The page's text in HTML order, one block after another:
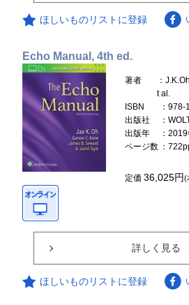
ほしいものリストに登録
Echo Manual, 4th ed.
著者
：
t al.
ISBN
：
出版社
：
出版年
：
ページ数 ：
定価36,025円(
詳しく見る
ほしいものリストに登録